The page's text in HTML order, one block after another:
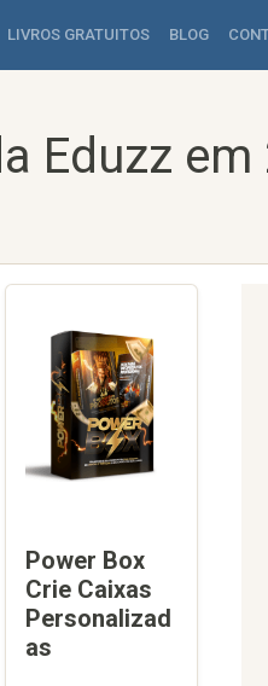
LIVROS GRATUITOS BLOG
Eduzz em
Power Box
Crie Caixas
Personalizad
as